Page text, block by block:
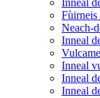
Fùirneis
Neach-
Inneal
Inneal
Inneal
Inneal